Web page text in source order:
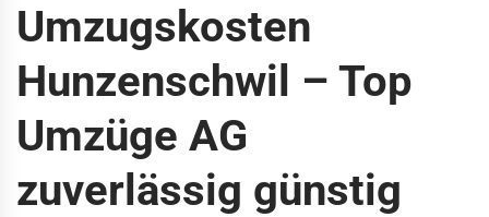
Umzugskosten
Hunzenschwil – Top
Umzüge AG
zuverlässig günstig